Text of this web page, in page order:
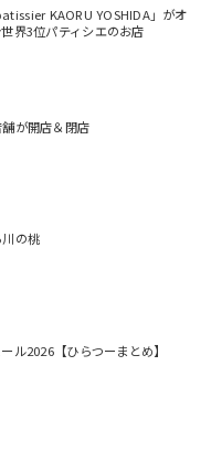
KAORU YOSHIDA」がオ
界3位パティシエのお店
が開店＆閉店
の桃
ル2026【ひらつーまとめ】